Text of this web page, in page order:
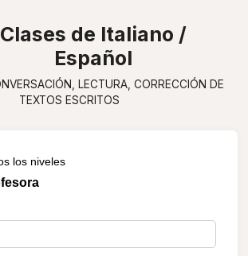
Clases de Italiano /
Español
LECTURA, CORRECCIÓN DE
TEXTOS ESCRITOS
los niveles